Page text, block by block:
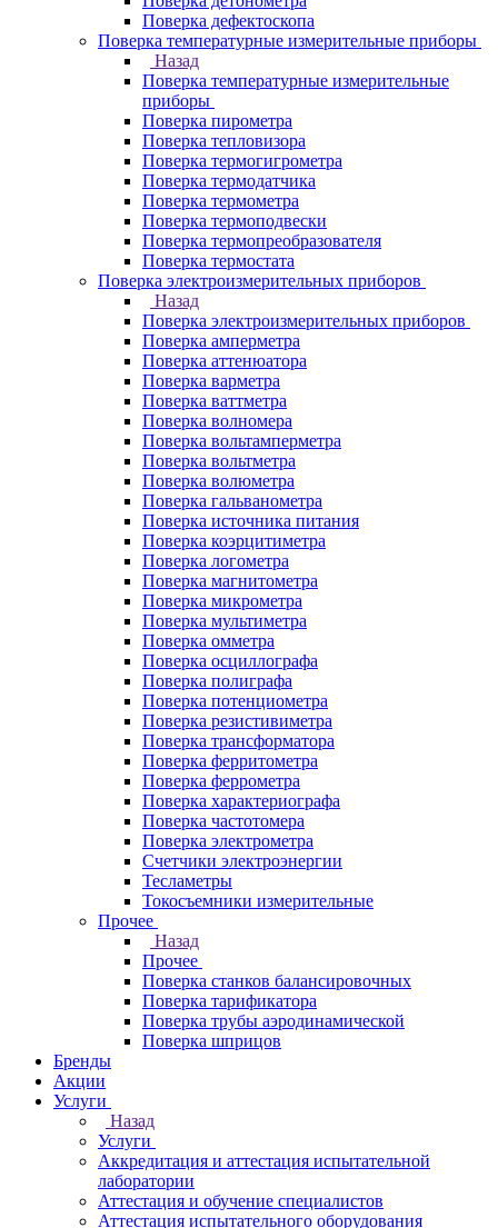
Поверка дефектоскопа
Поверка температурные измерительные приборы
Назад
Поверка температурные измерительные
приборы
Поверка пирометра
Поверка тепловизора
Поверка термогигрометра
Поверка термодатчика
Поверка термометра
Поверка термоподвески
Поверка термопреобразователя
Поверка термостата
Поверка электроизмерительных приборов
Назад
Поверка электроизмерительных приборов
Поверка амперметра
Поверка аттенюатора
Поверка варметра
Поверка ваттметра
Поверка волномера
Поверка вольтамперметра
Поверка вольтметра
Поверка волюметра
Поверка гальванометра
Поверка источника питания
Поверка коэрцитиметра
Поверка логометра
Поверка магнитометра
Поверка микрометра
Поверка мультиметра
Поверка омметра
Поверка осциллографа
Поверка полиграфа
Поверка потенциометра
Поверка резистивиметра
Поверка трансформатора
Поверка ферритометра
Поверка феррометра
Поверка характериографа
Поверка частотомера
Поверка электрометра
Счетчики электроэнергии
Тесламетры
Токосъемники измерительные
Прочее
Назад
Прочее
Поверка станков балансировочных
Поверка тарификатора
Поверка трубы аэродинамической
Поверка шприцов
Бренды
Акции
Услуги
Назад
Услуги
Аккредитация и аттестация испытательной
лаборатории
Аттестация и обучение специалистов
Аттестация испытательного оборудования